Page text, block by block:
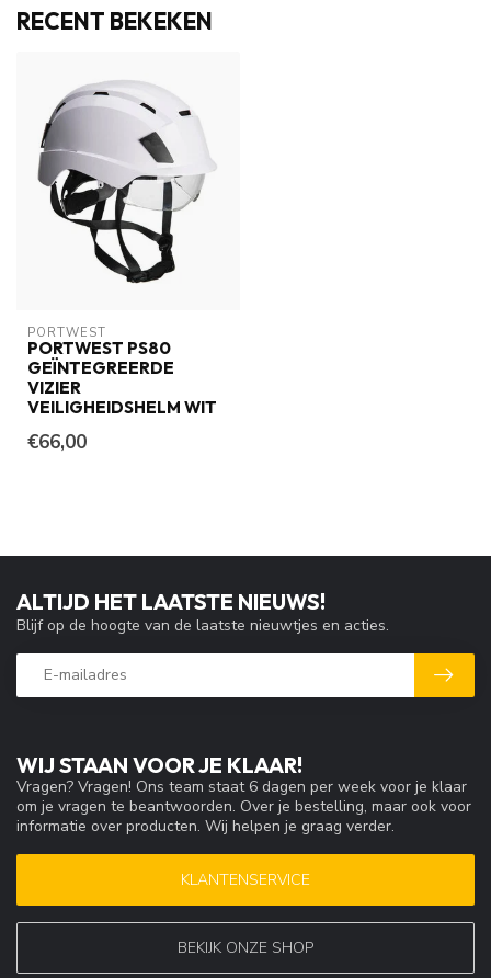
RECENT BEKEKEN
PORTWEST
PORTWEST PS80
GEÏNTEGREERDE
VIZIER
VEILIGHEIDSHELM WIT
€66,00
WIJ STAAN VOOR JE KLAAR!
Vragen? Vragen! Ons team staat 6 dagen per week voor je klaar
om je vragen te beantwoorden. Over je bestelling, maar ook voor
informatie over producten. Wij helpen je graag verder.
KLANTENSERVICE
BEKIJK ONZE SHOP
ALTIJD HET LAATSTE NIEUWS!
Blijf op de hoogte van de laatste nieuwtjes en acties.